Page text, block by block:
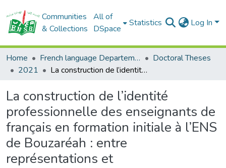
Communities
& Collections
All of
DSpace
Statistics Log In
Home French language Departement
Doctoral Theses
2021
La construction de l’identité professionnelle des enseignants de français en formation initiale à l’ENS de Bouzaréah : entre représentations et
La construction de l’identité
professionnelle des enseignants de
français en formation initiale à l’ENS
de Bouzaréah : entre
représentations et